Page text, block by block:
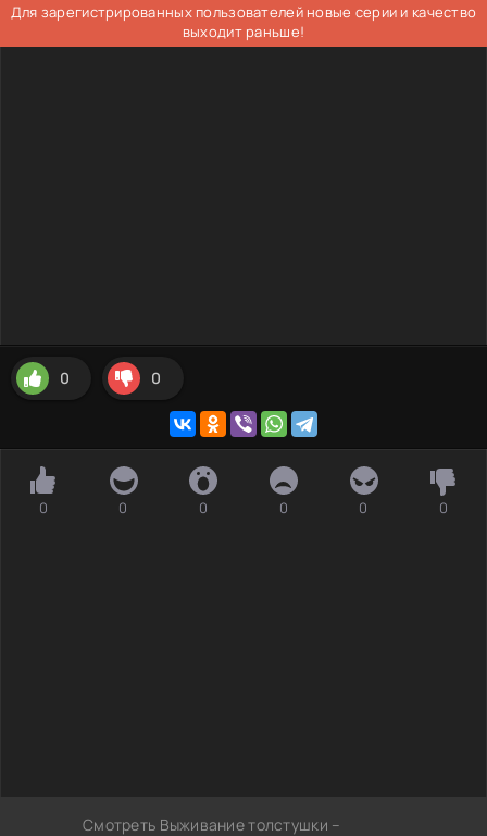
Для зарегистрированных пользователей новые серии и качество
выходит раньше!
0 0
0 0 0 0 0 0
Смотреть Выживание толстушки –